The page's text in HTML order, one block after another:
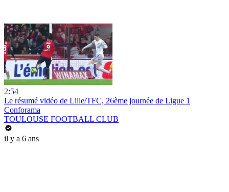
2:54
Le résumé vidéo de Lille/TFC, 26ème journée de Ligue 1
Conforama
TOULOUSE FOOTBALL CLUB
il y a 6 ans